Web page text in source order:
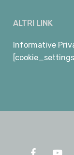
ALTRI LINK
Informative
facebook